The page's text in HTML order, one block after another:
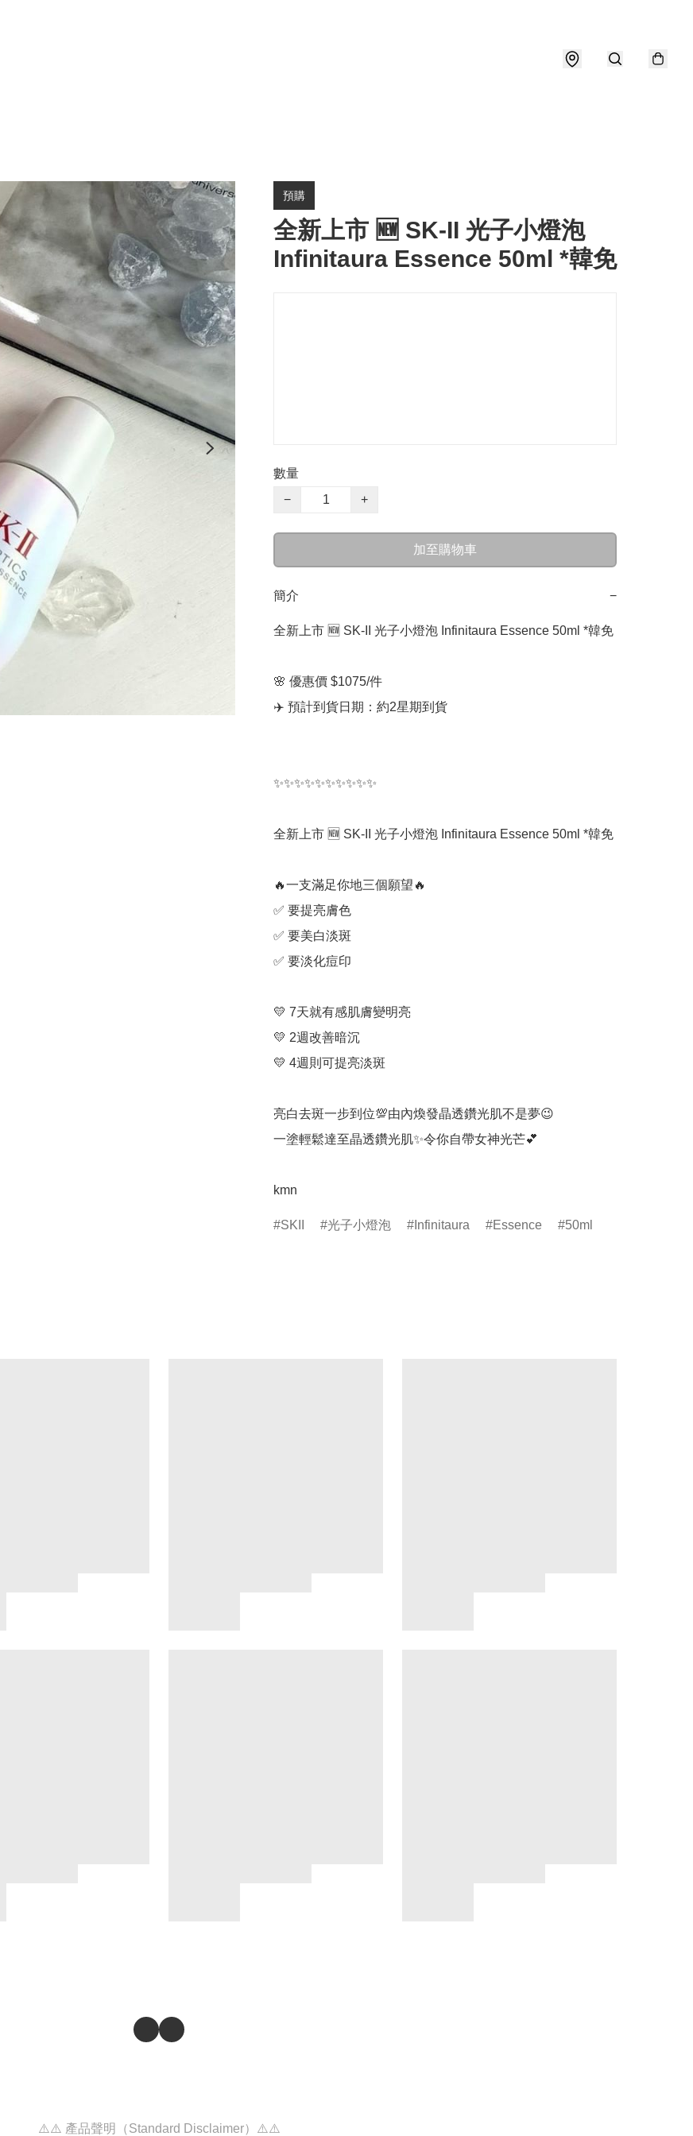
預購
全新上市 🆕 SK-II 光子小燈泡
Infinitaura Essence 50ml *韓免
數量
−
+
加至購物車
簡介 −
全新上市 🆕 SK-II 光子小燈泡 Infinitaura Essence 50ml *韓免
🌸 優惠價 $1075/件
✈️ 預計到貨日期：約2星期到貨
✨✨✨✨✨✨✨✨✨✨
全新上市 🆕 SK-II 光子小燈泡 Infinitaura Essence 50ml *韓免
🔥一支滿足你地三個願望🔥
✅ 要提亮膚色
✅ 要美白淡斑
✅ 要淡化痘印
💛 7天就有感肌膚變明亮
💛 2週改善暗沉
💛 4週則可提亮淡斑
亮白去斑一步到位💯由內煥發晶透鑽光肌不是夢😉
一塗輕鬆達至晶透鑽光肌✨令你自帶女神光芒💕
kmn
SKII 光子小燈泡 Infinitaura Essence 50ml
⚠️⚠️ 產品聲明（Standard Disclaimer）⚠️⚠️